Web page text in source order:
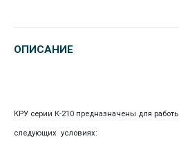
ОПИСАНИЕ
КРУ серии К-210 предназначены для
следующих условиях: